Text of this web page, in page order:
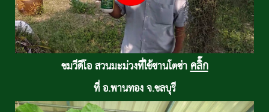
ชมวีดีโอ สวนมะม่วงที่ใช้ซานโตซ่าคลิ๊ก
ที่ อ.พานทอง จ.ชลบุรี